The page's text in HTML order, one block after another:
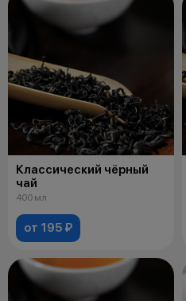
Классический чёрный
чай
400 мл
от 195 ₽